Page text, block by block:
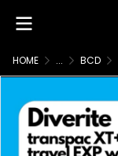
HOME ... BCD